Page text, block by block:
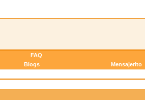
FAQ
Blogs Mensajerito